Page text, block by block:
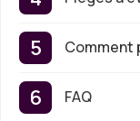
Comment
FAQ